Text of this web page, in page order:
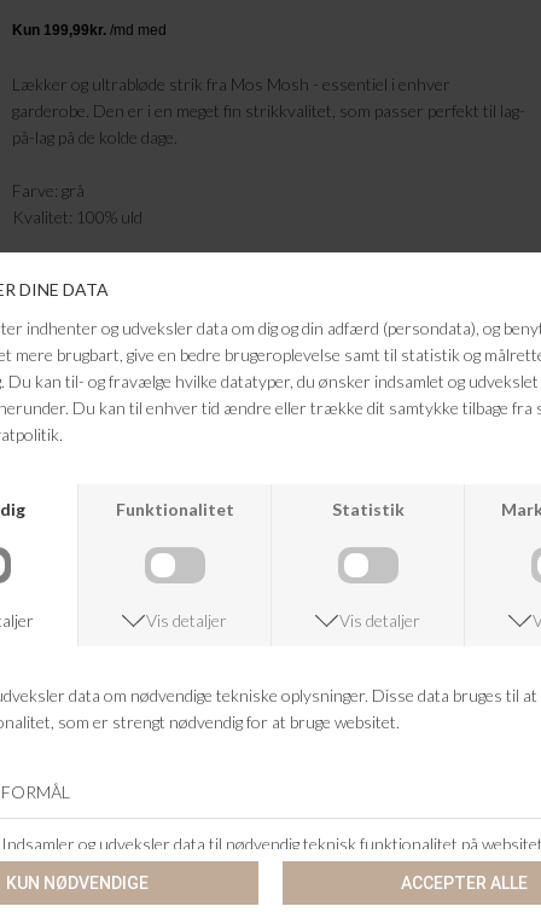
Lækker og ultrabløde strik fra Mos Mosh - essentiel i enhver
garderobe. Den er i en meget fin strikkvalitet, som passer perfekt til lag-
på-lag på de kolde dage.
Farve: grå
Kvalitet: 100% uld
VED KØB OVER 500,-
14 DAGES RETURRET
KUNDESERVICE
+46 86 60 21 22
ANDRE KØBTE OGSÅ